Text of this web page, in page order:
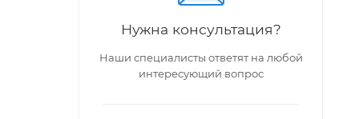
Нужна консультация?
Наши специалисты ответят на любой
интересующий вопрос